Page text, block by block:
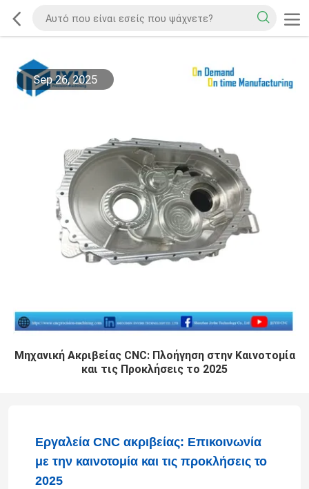
Sep 26, 2025
Μηχανική Ακριβείας CNC: Πλοήγηση στην Καινοτομία
και τις Προκλήσεις το 2025
Εργαλεία CNC ακριβείας: Επικοινωνία
με την καινοτομία και τις προκλήσεις το
2025